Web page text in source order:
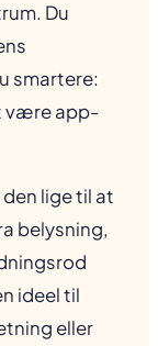
Du
smartere:
være app-
lige til at
belysning,
ideel til
eller